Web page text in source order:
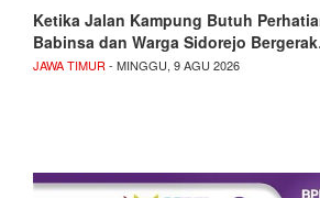
Ketika Jalan Kampung Butuh
Babinsa dan Warga Sidorejo
JAWA TIMUR- MINGGU, 9 AGU 2026